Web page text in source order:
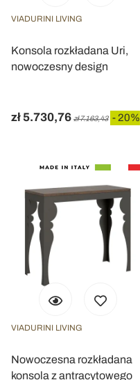
VIADURINI LIVING
Konsola rozkładana Uri,
nowoczesny design
zł 5.730,76 zł 7.163,43 - 20%
VIADURINI LIVING
Nowoczesna rozkładana
konsola z antracytowego